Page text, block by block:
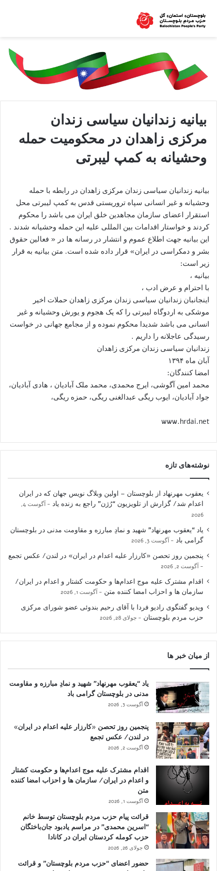
بیانیه زندانیان سیاسی زندان
مرکزی زاهدان در محکومیت حمله
وحشیانه به کمپ لیبرتی
بیانیه زندانیان سیاسی زندان مرکزی زاهدان در رابطه با حمله
وحشیانه و غیر انسانی سپاه تروریستی قدس به کمپ لیبرتی محل
استقرار اعضای سازمان مجاهدین خلق ایران می باشد را محکوم
کردند و خواستار اقدامات بین المللی علیه این حمله وحشیانه شدند .
این بیانیه جهت اطلاع عموم و انتشار در رسانه ها در « فعالین حقوق
بشر و دمکراسی در ایران» قرار داده شده است. متن بیانیه به قرار
زیر است:
بیانیه ،
با احترام و عرض ادب ،
اینجانبان زندانیان سیاسی زندان مرکزی زاهدان حملات اخیر
موشکی به اردوگاه لیبرتی را که یک هجوم و یورش وحشیانه و غیر
انسانی می باشد شدیدا محکوم نموده و از مجامع جهانی در خواست
رسیدگی عاجلانه را داریم .
زندانیان سیاسی زندان مرکزی زاهدان
آبان ماه ۱۳۹۴
امضا کنندگان:
محمد امین آگوشی، ایرج محمدی، محمد ملک آبادیان ، هادی آبادیان،
جواد آبادیان، ایوب ریگی عبدالغنی ریگی، حمزه ریگی،
www.hrdai.net
نوشته‌های تازه
یعقوب مهرنهاد از بلوچستان – اولین وبلاگ نویس جهان که در ایران
اعدام شد/ گزارش از تلویزیون “رُژن” راجع به زنده یاد
آگوست 4,
2026
یاد “یعقوب مهرنهاد” شهید و نمادِ مبارزه و مقاومت مدنی در بلوچستان
گرامی باد
آگوست 3, 2026
پنجمین روز تحصن «کارزار علیه اعدام در ایران» در لندن/ عکس تجمع
آگوست 2, 2026
اقدام مشترک علیه موج اعدام‌ها و حکومت کشتار و اعدام در ایران/
سازمان ها و احزاب امضا کننده متن
آگوست 1, 2026
ویدیو گفتگوی رادیو فردا با آقای رحیم بندوئی عضو شورای مرکزی
حزب مردم بلوچستان
جولای 28, 2026
از میان خبر ها
یاد “یعقوب مهرنهاد” شهید و نمادِ مبارزه و مقاومت
مدنی در بلوچستان گرامی باد
آگوست 3, 2026
پنجمین روز تحصن «کارزار علیه اعدام در ایران»
در لندن/ عکس تجمع
آگوست 2, 2026
اقدام مشترک علیه موج اعدام‌ها و حکومت کشتار
و اعدام در ایران/ سازمان ها و احزاب امضا کننده
متن
آگوست 1, 2026
قرائت پیام حزب مردم بلوچستان توسط خانم
“اسرین محمدی” در مراسم یادبود جان‌باختگان
حزب کومله کردستان ایران در کانادا
جولای 26, 2026
حضور اعضای “حزب مردم بلوچستان” و قرائت